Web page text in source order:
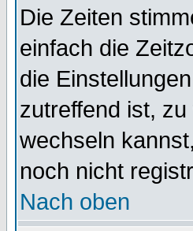
Die Zeiten
einfach die
die
zutreffend ist,
wechseln
noch nicht
Nach oben